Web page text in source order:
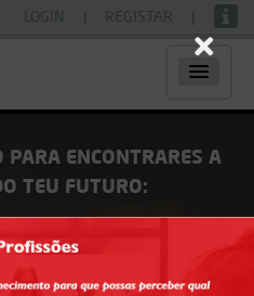
LOGIN REGISTAR
PARA ENCONTRARES A
TEU FUTURO:
×